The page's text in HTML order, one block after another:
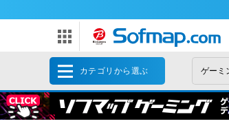
カテゴリから選ぶ